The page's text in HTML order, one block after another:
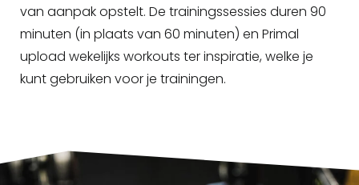
van aanpak opstelt. De trainingssessies duren 90
minuten (in plaats van 60 minuten) en Primal
upload wekelijks workouts ter inspiratie, welke je
kunt gebruiken voor je trainingen.